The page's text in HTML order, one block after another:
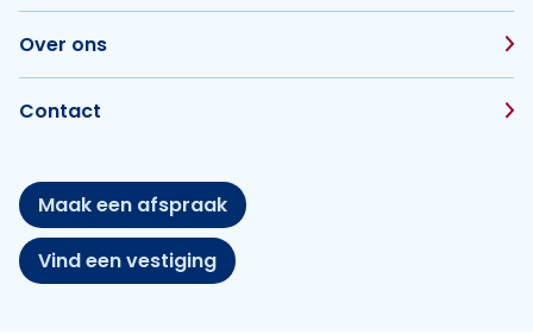
Over ons
Contact
Maak een afspraak
Vind een vestiging